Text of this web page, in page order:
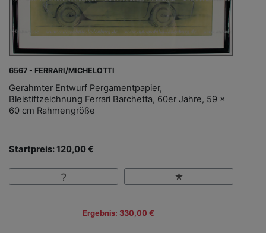
6567 - FERRARI/MICHELOTTI
Gerahmter Entwurf Pergamentpapier,
Bleistiftzeichnung Ferrari Barchetta, 60er Jahre, 59 x
60 cm Rahmengröße
Startpreis: 120,00 €
Ergebnis: 330,00 €